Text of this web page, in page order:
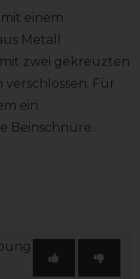
einem
Metall
mit zwei gekreuzten
Für
ein
Beinschnüre.